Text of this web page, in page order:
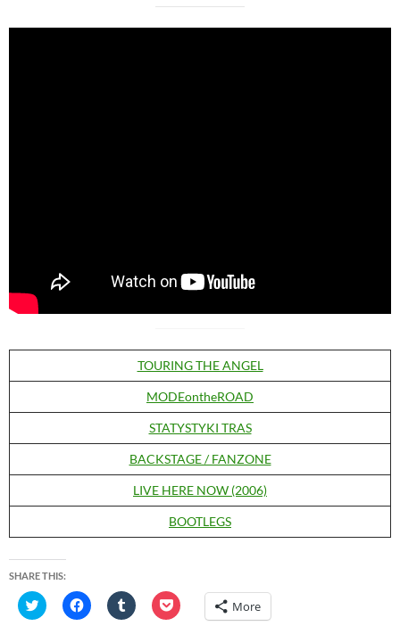
TOURING THE ANGEL
MODEontheROAD
STATYSTYKI TRAS
BACKSTAGE / FANZONE
LIVE HERE NOW (2006)
BOOTLEGS
SHARE THIS:
C
l
C
l
C
l
C
l More